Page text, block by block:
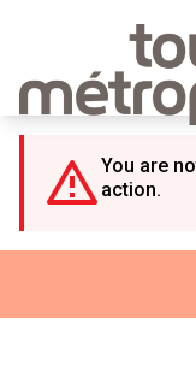
You are
action.